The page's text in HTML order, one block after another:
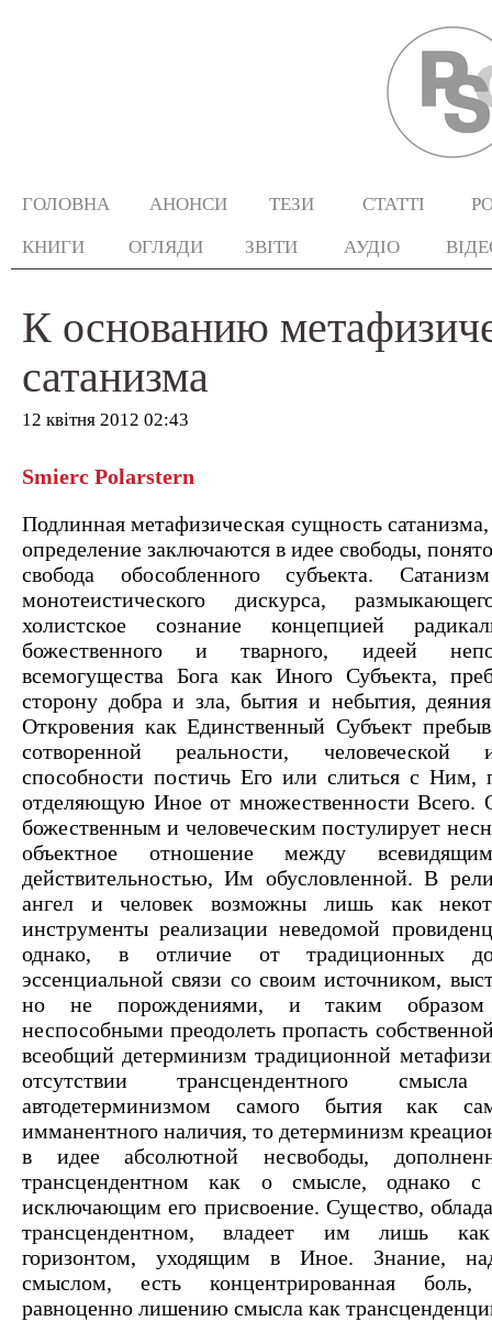
ГОЛОВНА АНОНСИ ТЕЗИ СТАТТІ
КНИГИ ОГЛЯДИ ЗВІТИ АУДІО
К основанию
сатанизма
12 квітня 2012 02:43
Smierc Polarstern
Подлинная метафизическая сущность сатанизма,
определение заключаются в идее свободы,
свобода обособленного субъекта.
монотеистического дискурса,
холистское сознание концепцией
божественного и тварного, идеей
всемогущества Бога как Иного Субъекта,
сторону добра и зла, бытия и небытия,
Откровения как Единственный Субъект
сотворенной реальности, человеческой
способности постичь Его или слиться с Ним,
отделяющую Иное от множественности Всего.
божественным и человеческим постулирует
объектное отношение между
действительностью, Им обусловленной. В
ангел и человек возможны лишь как
инструменты реализации неведомой
однако, в отличие от традиционных
эссенциальной связи со своим источником,
но не порождениями, и таким образом
неспособными преодолеть пропасть
всеобщий детерминизм традиционной
отсутствии трансцендентного
автодетерминизмом самого бытия как
имманентного наличия, то детерминизм
в идее абсолютной несвободы,
трансцендентном как о смысле, однако с
исключающим его присвоение. Существо,
трансцендентном, владеет им лишь
горизонтом, уходящим в Иное. Знание,
смыслом, есть концентрированная
равноценно лишению смысла как